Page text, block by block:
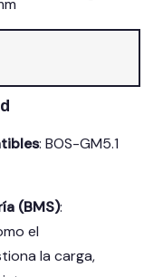
: BOS-GM5.1
(BMS):
el
la carga,